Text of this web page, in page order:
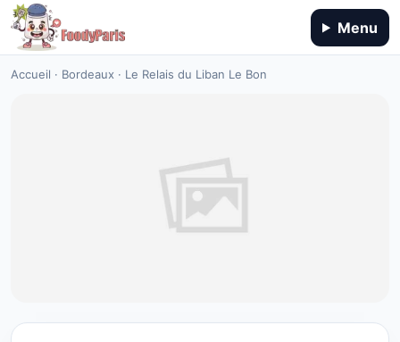
Menu
Accueil · Bordeaux · Le Relais du Liban Le Bon